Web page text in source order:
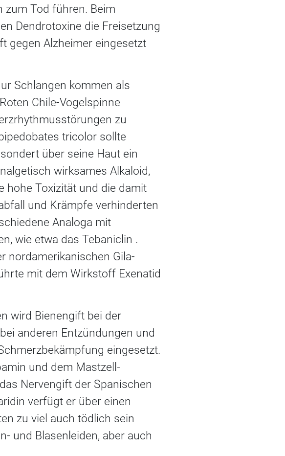
zum Tod führen. Beim
Dendrotoxine die Freisetzung
gegen Alzheimer eingesetzt
Schlangen kommen als
Chile-Vogelspinne
zu
tricolor sollte
über seine Haut ein
wirksames Alkaloid,
hohe Toxizität und die damit
und Krämpfe verhinderten
Analoga mit
wie etwa das Tebaniclin .
nordamerikanischen Gila-
mit dem Wirkstoff Exenatid
wird Bienengift bei der
anderen Entzündungen und
eingesetzt.
und dem Mastzell-
Nervengift der Spanischen
verfügt er über einen
zu viel auch tödlich sein
und Blasenleiden, aber auch